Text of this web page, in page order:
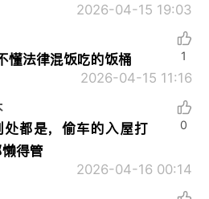
2026-04-15 19:03
懂法律混饭吃的饭桶
2026-04-15 11:16
1
都是，偷车的入屋打
得管
2026-04-16 00:14
0